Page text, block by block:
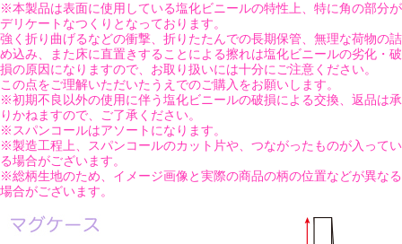
※本製品は表面に使用している塩化ビニールの特性上、特に角の部分が
デリケートなつくりとなっております。
強く折り曲げるなどの衝撃、折りたたんでの長期保管、無理な荷物の詰
め込み、また床に直置きすることによる擦れは塩化ビニールの劣化・破
損の原因になりますので、お取り扱いには十分にご注意ください。
この点をご理解いただいたうえでのご購入をお願いします。
※初期不良以外の使用に伴う塩化ビニールの破損による交換、返品は承
りかねますので、ご了承ください。
※スパンコールはアソートになります。
※製造工程上、スパンコールのカット片や、つながったものが入ってい
る場合がございます。
※総柄生地のため、イメージ画像と実際の商品の柄の位置などが異なる
場合がございます。